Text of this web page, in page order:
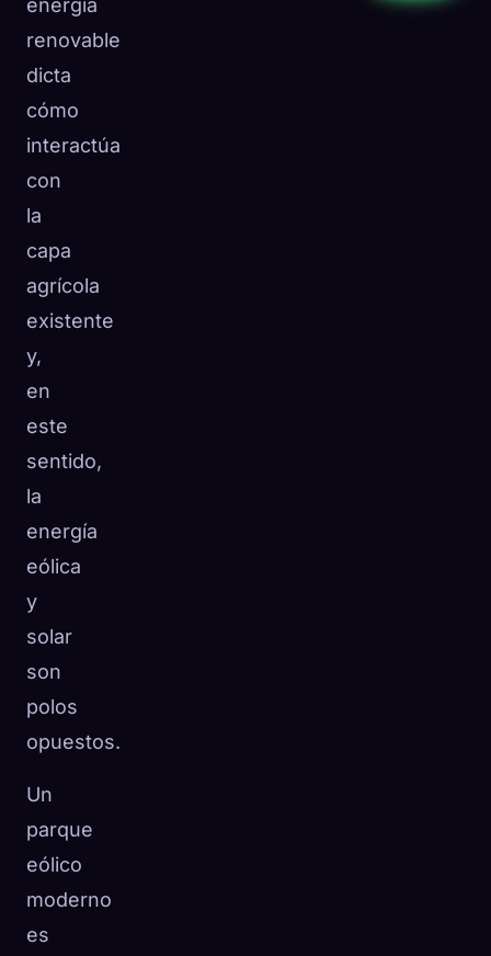
energía
renovable
dicta
cómo
interactúa
con
la
capa
agrícola
existente
y,
en
este
sentido,
la
energía
eólica
y
solar
son
polos
opuestos.
Un
parque
eólico
moderno
es